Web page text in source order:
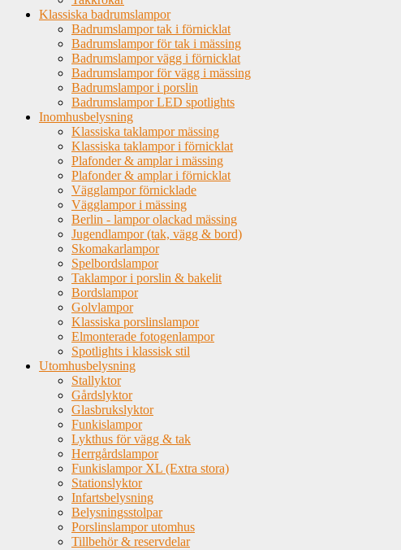
Klassiska badrumslampor
Badrumslampor tak i förnicklat
Badrumslampor för tak i mässing
Badrumslampor vägg i förnicklat
Badrumslampor för vägg i mässing
Badrumslampor i porslin
Badrumslampor LED spotlights
Inomhusbelysning
Klassiska taklampor mässing
Klassiska taklampor i förnicklat
Plafonder & amplar i mässing
Plafonder & amplar i förnicklat
Vägglampor förnicklade
Vägglampor i mässing
Berlin - lampor olackad mässing
Jugendlampor (tak, vägg & bord)
Skomakarlampor
Spelbordslampor
Taklampor i porslin & bakelit
Bordslampor
Golvlampor
Klassiska porslinslampor
Elmonterade fotogenlampor
Spotlights i klassisk stil
Utomhusbelysning
Stallyktor
Gårdslyktor
Glasbrukslyktor
Funkislampor
Lykthus för vägg & tak
Herrgårdslampor
Funkislampor XL (Extra stora)
Stationslyktor
Infartsbelysning
Belysningsstolpar
Porslinslampor utomhus
Tillbehör & reservdelar